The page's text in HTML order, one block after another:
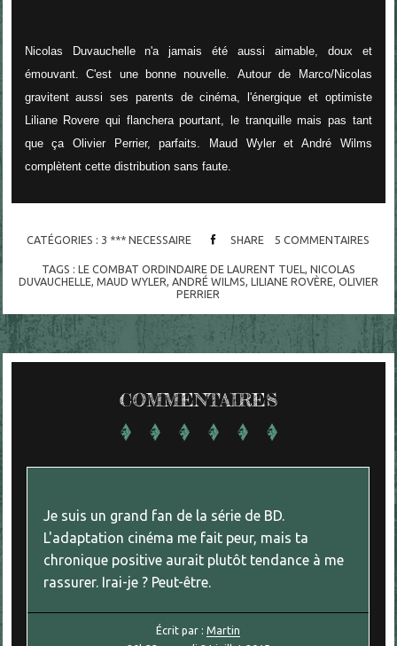
Nicolas Duvauchelle n'a jamais été aussi aimable, doux et
émouvant. C'est une bonne nouvelle. Autour de Marco/Nicolas
gravitent aussi ses parents de cinéma, l'énergique et optimiste
Liliane Rovere qui flanchera pourtant, le tranquille mais pas tant
que ça Olivier Perrier, parfaits. Maud Wyler et André Wilms
complètent cette distribution sans faute.
CATÉGORIES : 3 *** NECESSAIRE SHARE 5 COMMENTAIRES
TAGS : LE COMBAT ORDINDAIRE DE LAURENT TUEL
NICOLAS
DUVAUCHELLE MAUD WYLER ANDRÉ WILMS LILIANE ROVÈRE OLIVIER
PERRIER
COMMENTAIRES
Je suis un grand fan de la série de BD.
L'adaptation cinéma me fait peur, mais ta
chronique positive aurait plutôt tendance à me
rassurer. Irai-je ? Peut-être.
Écrit par :Martin